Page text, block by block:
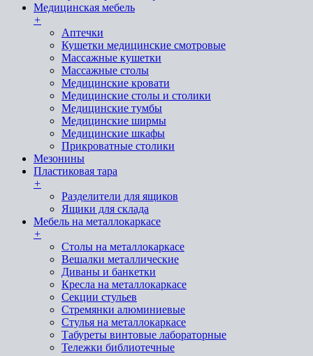
Медицинская мебель
+
Аптечки
Кушетки медицинские смотровые
Массажные кушетки
Массажные столы
Медицинские кровати
Медицинские столы и столики
Медицинские тумбы
Медицинские ширмы
Медицинские шкафы
Прикроватные столики
Мезонины
Пластиковая тара
+
Разделители для ящиков
Ящики для склада
Мебель на металлокаркасе
+
Cтолы на металлокаркасе
Вешалки металлические
Диваны и банкетки
Кресла на металлокаркасе
Секции стульев
Стремянки алюминиевые
Стулья на металлокаркасе
Табуреты винтовые лабораторные
Тележки библиотечные